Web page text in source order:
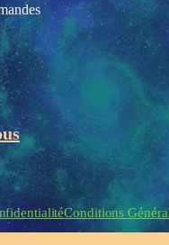
cookies
Conditions